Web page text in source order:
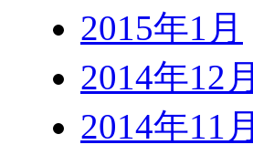
2015年1月
2014年12月
2014年11月